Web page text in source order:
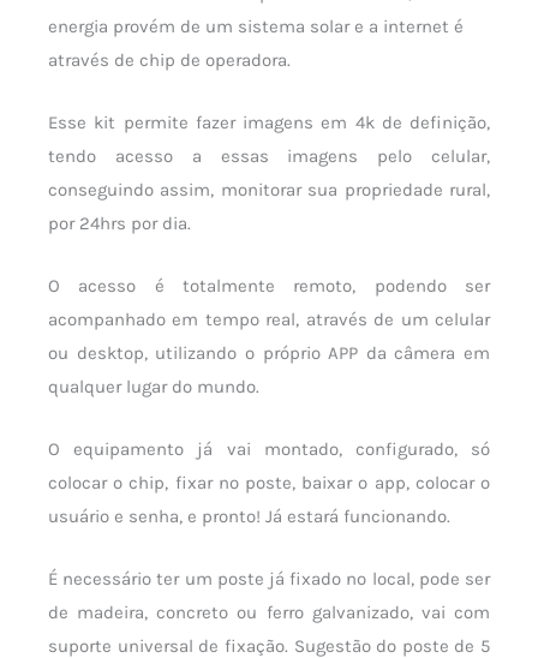
energia provém de um sistema solar e a internet é
através de chip de operadora.
Esse kit permite fazer imagens em 4k de definição,
tendo acesso a essas imagens pelo celular,
conseguindo assim, monitorar sua propriedade rural,
por 24hrs por dia.
O acesso é totalmente remoto, podendo ser
acompanhado em tempo real, através de um celular
ou desktop, utilizando o próprio APP da câmera em
qualquer lugar do mundo.
O equipamento já vai montado, configurado, só
colocar o chip, fixar no poste, baixar o app, colocar o
usuário e senha, e pronto! Já estará funcionando.
É necessário ter um poste já fixado no local, pode ser
de madeira, concreto ou ferro galvanizado, vai com
suporte universal de fixação. Sugestão do poste de 5